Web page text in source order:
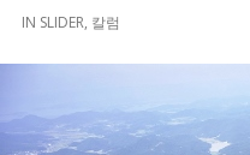
IN SLIDER, 칼럼